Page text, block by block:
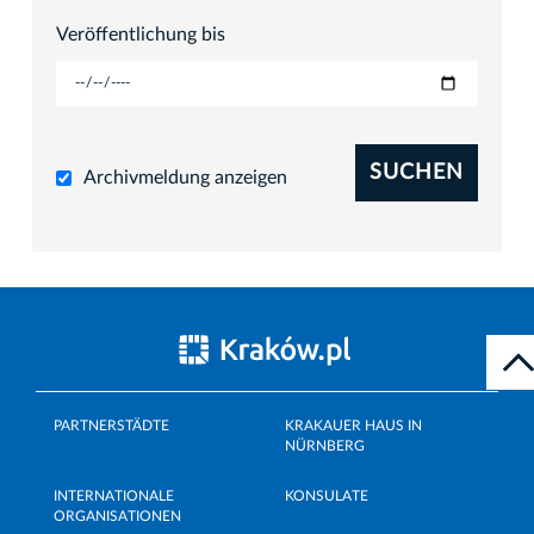
Veröffentlichung bis
Archivmeldung anzeigen SUCHEN
PARTNERSTÄDTE
KRAKAUER HAUS IN
NÜRNBERG
INTERNATIONALE
ORGANISATIONEN
KONSULATE